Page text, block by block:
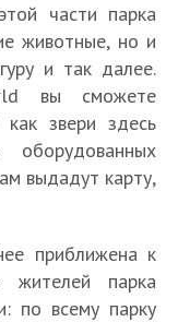
части парка
животные, но и
и так далее.
вы сможете
как звери здесь
выдадут карту,
приближена к
жителей парка
по всему парку